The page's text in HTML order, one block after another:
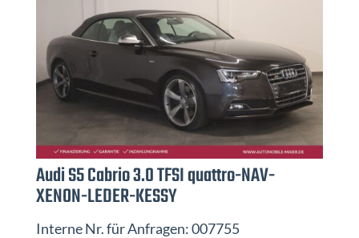
Audi S5 Cabrio 3.0 TFSI quattro-NAV-
XENON-LEDER-KESSY
Interne Nr. für Anfragen: 007755